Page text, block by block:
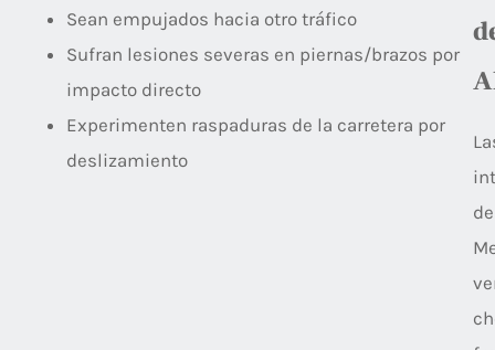
Sean empujados hacia otro tráfico
Sufran lesiones severas en piernas/brazos por
impacto directo
Experimenten raspaduras de la carretera por
deslizamiento
de